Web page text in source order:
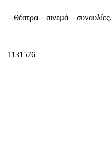
– Θέατρα – σινεμά – συναυλίες.